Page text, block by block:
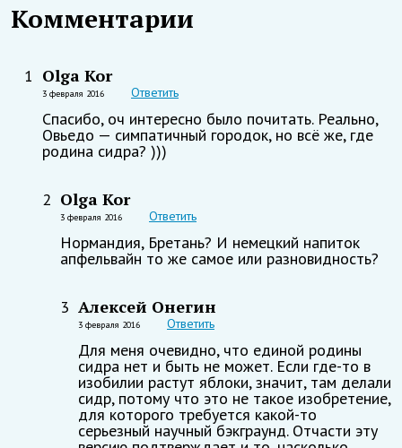
Комментарии
1 Olga Kor
3 февраля 2016 Ответить
Спасибо, оч интересно было почитать. Реально,
Овьедо — симпатичный городок, но всё же, где
родина сидра? )))
2 Olga Kor
3 февраля 2016 Ответить
Нормандия, Бретань? И немецкий напиток
апфельвайн то же самое или разновидность?
3 Алексей Онегин
3 февраля 2016 Ответить
Для меня очевидно, что единой родины
сидра нет и быть не может. Если где-то в
изобилии растут яблоки, значит, там делали
сидр, потому что это не такое изобретение,
для которого требуется какой-то
серьезный научный бэкграунд. Отчасти эту